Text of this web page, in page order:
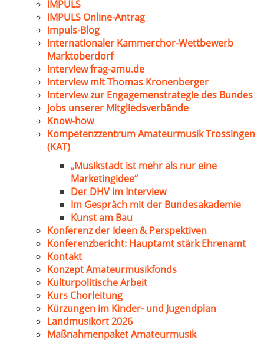
IMPULS
IMPULS Online-Antrag
Impuls-Blog
Internationaler Kammerchor-Wettbewerb
Marktoberdorf
Interview frag-amu.de
Interview mit Thomas Kronenberger
Interview zur Engagemenstrategie des Bundes
Jobs unserer Mitgliedsverbände
Know-how
Kompetenzzentrum Amateurmusik Trossingen
(KAT)
„Musikstadt ist mehr als nur eine
Marketingidee“
Der DHV im Interview
Im Gespräch mit der Bundesakademie
Kunst am Bau
Konferenz der Ideen & Perspektiven
Konferenzbericht: Hauptamt stärk Ehrenamt
Kontakt
Konzept Amateurmusikfonds
Kulturpolitische Arbeit
Kurs Chorleitung
Kürzungen im Kinder- und Jugendplan
Landmusikort 2026
Maßnahmenpaket Amateurmusik